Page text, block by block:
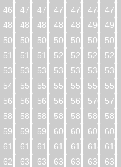
469 470 471 472 473 474 475
485 486 487 488 489 490 491
501 502 503 504 505 506 507
517 518 519 520 521 522 523
533 534 535 536 537 538 539
549 550 551 552 553 554 555
565 566 567 568 569 570 571
581 582 583 584 585 586 587
597 598 599 600 601 602 603
613 614 615 616 617 618 619
629 630 631 632 633 634 635